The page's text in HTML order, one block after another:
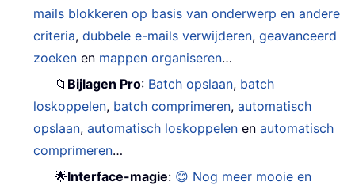
mails blokkeren op basis van onderwerp en andere
criteria,dubbele e-mails verwijderen,geavanceerd
zoeken en mappen organiseren…
📁 Bijlagen Pro: Batch opslaan, batch
loskoppelen, batch comprimeren,automatisch
opslaan,automatisch loskoppelen enautomatisch
comprimeren…
🌟Interface-magie: 😊 Nog meer mooie en